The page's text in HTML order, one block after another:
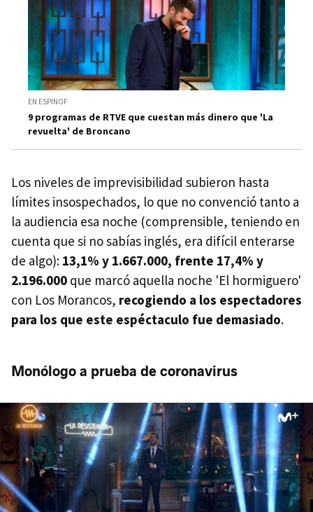
EN ESPINOF
9 programas de RTVE que cuestan más dinero que 'La
revuelta' de Broncano
Los niveles de imprevisibilidad subieron hasta
límites insospechados, lo que no convenció tanto a
la audiencia esa noche (comprensible, teniendo en
cuenta que si no sabías inglés, era difícil enterarse
de algo): 13,1% y 1.667.000, frente 17,4% y
2.196.000 que marcó aquella noche 'El hormiguero'
con Los Morancos, recogiendo a los espectadores
para los que este espéctaculo fue demasiado.
Monólogo a prueba de coronavirus